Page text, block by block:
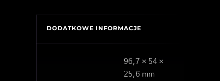
DODATKOWE INFORMACJE
96,7 × 54 ×
25,6 mm